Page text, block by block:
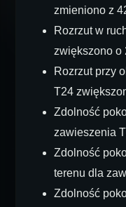
zmieniono z
Rozrzut w
zwiększono o
Rozrzut przy
T24
Zdolność
zawieszenia
Zdolność
terenu dla
Zdolność